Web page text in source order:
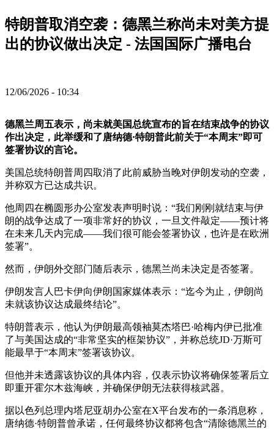
特朗普取消空袭：德黑兰称尚未对美方提
出的协议做出决定 - 法国国际广播电台
12/06/2026 - 10:34
德黑兰周五表示，尚未就美国总统宣布的旨在结束战争的协议
作出决定，此举缓和了唐纳德·特朗普此前关于“本周末”即可
签署协议的言论。
美国总统特朗普周四取消了此前威胁当晚对伊朗发动的空袭，
并称双方已达成共识。
他周四在椭圆形办公室发表声明时说：“我们刚刚就结束与伊
朗的战争达成了一项非常好的协议，一旦文件敲定——预计将
在未来几天内完成——我们很可能会签署协议，也许是在欧洲
签署”。
然而，伊朗外交部门随后表示，德黑兰尚未决定是否签署。
伊朗发言人巴卡伊向伊朗国家媒体表示：“迄今为止，伊朗尚
未就该协议达成最终结论”。
特朗普表示，他认为伊朗最高领袖莫杰塔巴·哈梅内伊已批准
了与美国达成的“非常坚实的框架协议”，并称总统JD·万斯可
能最早于“本周末”签署该协议。
但他并未透露该协议的具体内容，仅表示协议将确保签署后立
即重开霍尔木兹海峡，并确保伊朗无法获得核武器。
据以色列总理内塔尼亚胡办公室在X平台发布的一条消息称，
唐纳德·特朗普曾承诺，任何最终协议都将包含“清除德黑兰的